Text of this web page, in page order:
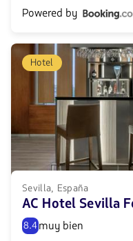
Powered by
Hotel
Sevilla, España
AC Hotel Sevilla
8.4muy bien